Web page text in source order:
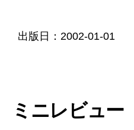
出版日：2002-01-01
ミニレビュー